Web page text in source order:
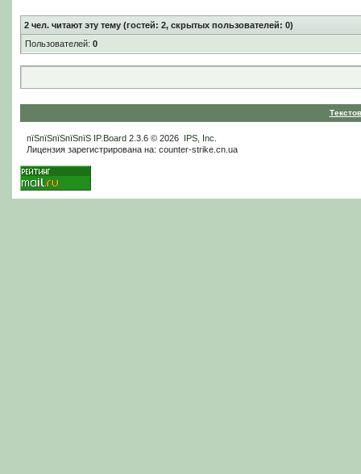
2чел. читают эту тему (гостей: 2, скрытых пользователей: 0)
Пользователей: 0
пїЅпїЅпїЅпїЅпїЅ IP.Board2.3.6 © 2026 IPS, Inc
Лицензия зарегистрирована на: counter-strike.cn.ua